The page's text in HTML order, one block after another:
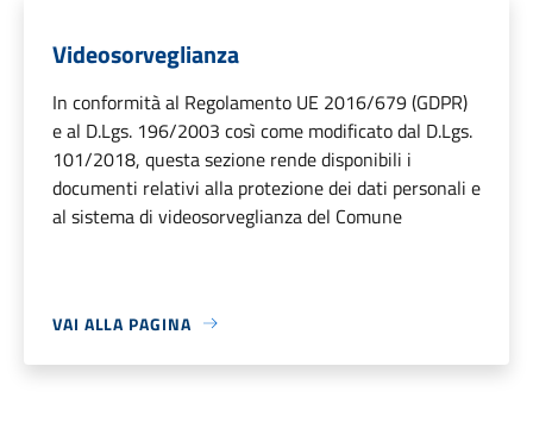
Videosorveglianza
In conformità al Regolamento UE 2016/679 (GDPR)
e al D.Lgs. 196/2003 così come modificato dal D.Lgs.
101/2018, questa sezione rende disponibili i
documenti relativi alla protezione dei dati personali e
al sistema di videosorveglianza del Comune
VAI ALLA PAGINA